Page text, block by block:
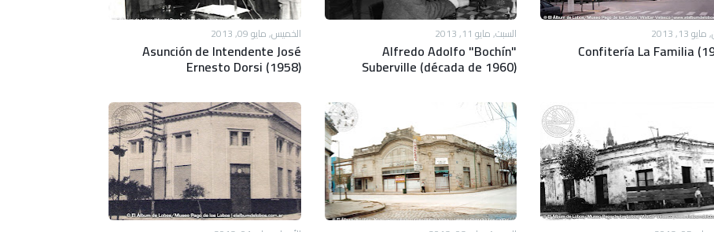
13, 2013
Confitería La Familia
السبت, مايو 11, 2013
Alfredo Adolfo "Bochín"
Suberville (década de 1960)
الخميس, مايو 09, 2013
Asunción de Intendente José
Ernesto Dorsi (1958)